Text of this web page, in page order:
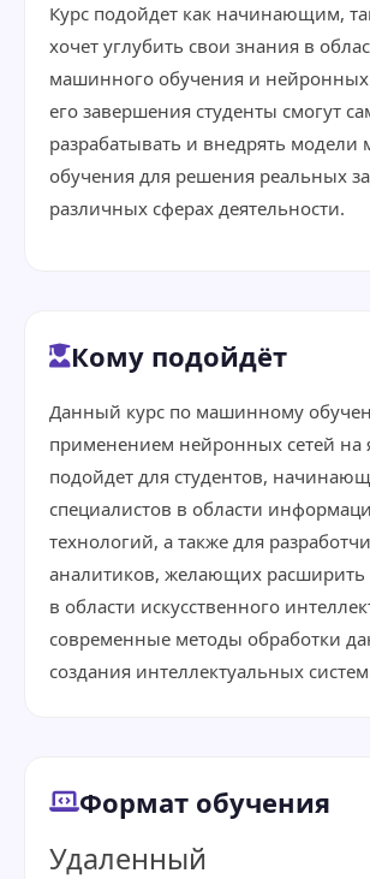
Курс подойдет как начинающим,
хочет углубить свои знания в
машинного обучения и нейронных
его завершения студенты смогут
разрабатывать и внедрять
обучения для решения реальных
различных сферах деятельности.
Кому подойдёт
Данный курс по машинному
применением нейронных сетей на
подойдет для студентов,
специалистов в области
технологий, а также для
аналитиков, желающих расширить
в области искусственного
современные методы обработки
создания интеллектуальных
Формат обучения
Удаленный